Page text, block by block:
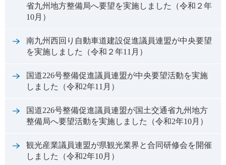
省九州地方整備局へ要望を実施しました（令和２年
10月）
南九州西回り自動車道建設促進議員連盟が中央要望
を実施しました（令和２年11月）
国道226号整備促進議員連盟が中央要望活動を実施
しました（令和2年11月）
国道226号整備促進議員連盟が国土交通省九州地方
整備局へ要望活動を実施しました（令和2年10月）
観光産業議員連盟が県観光業界と合同研修会を開催
しました（令和2年10月）